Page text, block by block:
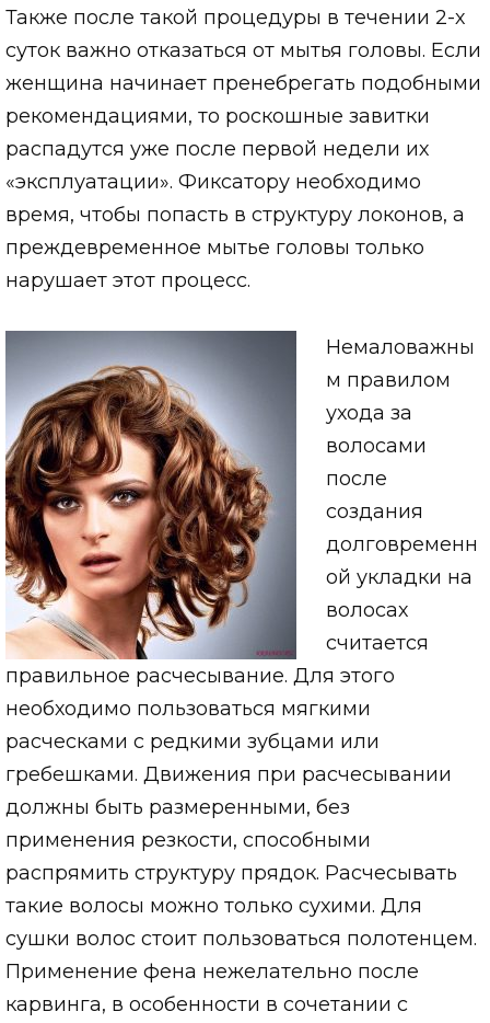
Также после такой процедуры в течении 2-х
суток важно отказаться от мытья головы. Если
женщина начинает пренебрегать подобными
рекомендациями, то роскошные завитки
распадутся уже после первой недели их
«эксплуатации». Фиксатору необходимо
время, чтобы попасть в структуру локонов, а
преждевременное мытье головы только
нарушает этот процесс.
Немаловажны
м правилом
ухода за
волосами
после
создания
долговременн
ой укладки на
волосах
считается
правильное расчесывание. Для этого
необходимо пользоваться мягкими
расческами с редкими зубцами или
гребешками. Движения при расчесывании
должны быть размеренными, без
применения резкости, способными
распрямить структуру прядок. Расчесывать
такие волосы можно только сухими. Для
сушки волос стоит пользоваться полотенцем.
Применение фена нежелательно после
карвинга, в особенности в сочетании с